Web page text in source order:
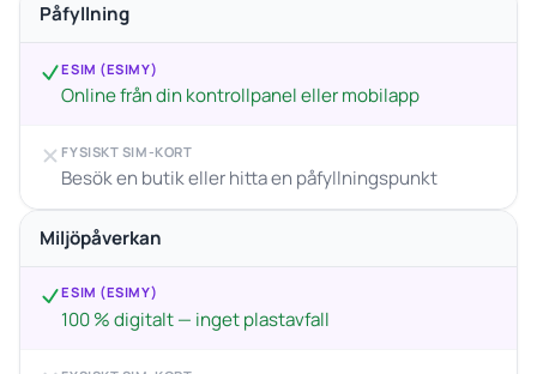
Påfyllning
ESIM (ESIMY)
Online från din kontrollpanel eller mobilapp
FYSISKT SIM-KORT
Besök en butik eller hitta en påfyllningspunkt
Miljöpåverkan
ESIM (ESIMY)
100 % digitalt — inget plastavfall